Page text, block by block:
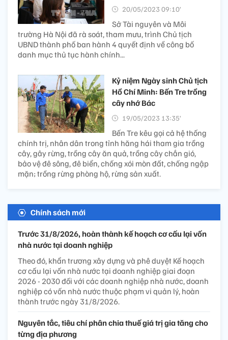
20/05/2023 09:10’
Sở Tài nguyên và Môi
trường Hà Nội đã rà soát, tham mưu, trình Chủ tịch
UBND thành phố ban hành 4 quyết định về công bố
danh mục thủ tục hành chính...
Kỷ niệm Ngày sinh Chủ tịch
Hồ Chí Minh: Bến Tre trồng
cây nhớ Bác
19/05/2023 13:35’
Bến Tre kêu gọi cả hệ thống
chính trị, nhân dân trong tỉnh hăng hái tham gia trồng
cây, gây rừng, trồng cây ăn quả, trồng cây chắn gió,
bảo vệ đê sông, đê biển, chống xói mòn đất, chống ngập
mặn; trồng rừng phòng hộ, rừng sản xuất.
Chính sách mới
Trước 31/8/2026, hoàn thành kế hoạch cơ cấu lại vốn
nhà nước tại doanh nghiệp
Theo đó, khẩn trương xây dựng và phê duyệt Kế hoạch
cơ cấu lại vốn nhà nước tại doanh nghiệp giai đoạn
2026 - 2030 đối với các doanh nghiệp nhà nước, doanh
nghiệp có vốn nhà nước thuộc phạm vi quản lý, hoàn
thành trước ngày 31/8/2026.
Nguyên tắc, tiêu chí phân chia thuế giá trị gia tăng cho
từng địa phương